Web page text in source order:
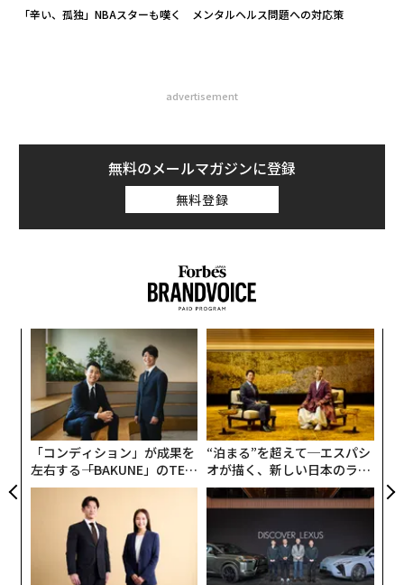
「辛い、孤独」NBAスターも嘆く メンタルヘルス問題への対応策
advertisement
無料のメールマガジンに登録
無料登録
「コンディション」が成果を
左右する――「BAKUNE」のTEN
TIALが支える「挑戦者の明
“泊まる”を超えて─エスパシ
オが描く、新しい日本のラグ
ジュアリー（中編）